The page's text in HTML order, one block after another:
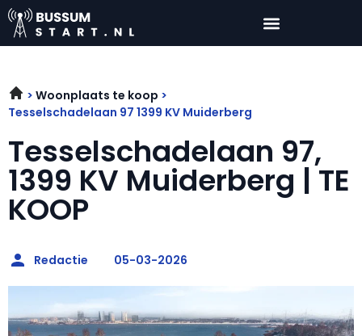
Woonplaats te koop
Tesselschadelaan 97 1399 KV Muiderberg
Tesselschadelaan 97,
1399 KV Muiderberg | TE
KOOP
Redactie 05-03-2026